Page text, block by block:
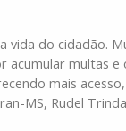
vida do cidadão.
acumular multas
mais
MS, Rudel